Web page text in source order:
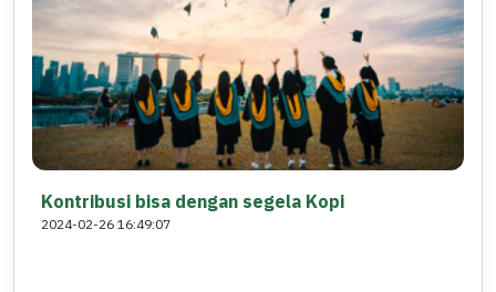
Kontribusi bisa dengan segela Kopi
2024-02-26 16:49:07